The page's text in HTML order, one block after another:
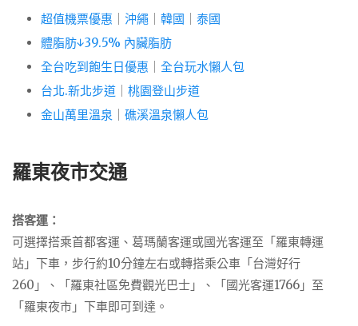
超值機票優惠 沖繩 韓國
泰國
體脂肪↓39.5% 內臟脂肪
全台吃到飽生日優惠
全台玩水懶人包
台北.新北步道
桃園登山步道
金山萬里溫泉
礁溪溫泉懶人包
羅東夜市交通
搭客運：
可選擇搭乘首都客運、葛瑪蘭客運或國光客運至「羅東轉運
站」下車，步行約10分鐘左右或轉搭乘公車「台灣好行
260」、「羅東社區免費觀光巴士」、「國光客運1766」至
「羅東夜市」下車即可到達。